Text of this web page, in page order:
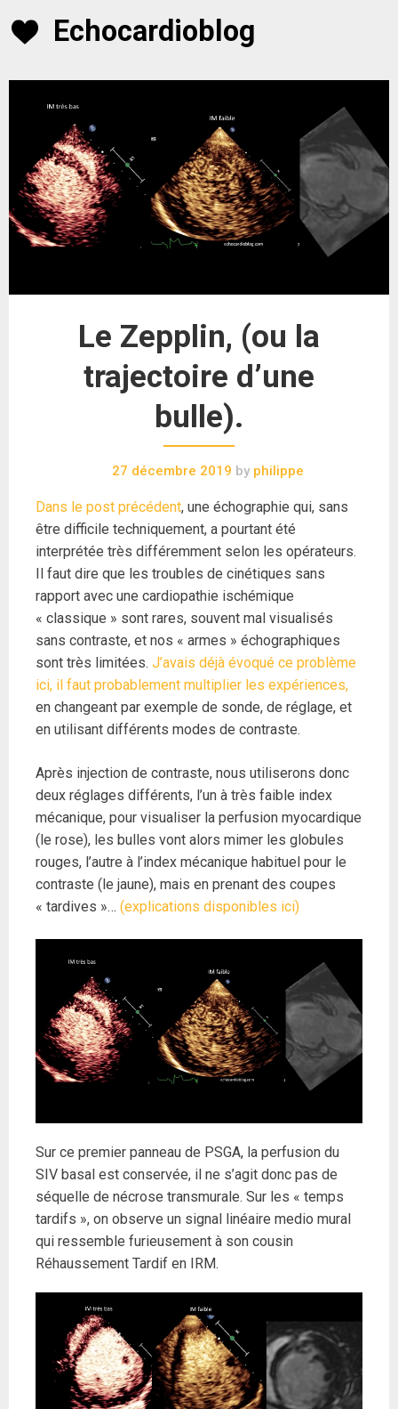
Echocardioblog
Le Zepplin, (ou la
trajectoire d’une
bulle).
27 décembre 2019 by philippe
Dans le post précédent, une échographie qui, sans
être difficile techniquement, a pourtant été
interprétée très différemment selon les opérateurs.
Il faut dire que les troubles de cinétiques sans
rapport avec une cardiopathie ischémique
« classique » sont rares, souvent mal visualisés
sans contraste, et nos « armes » échographiques
sont très limitées. J’avais déjà évoqué ce problème
ici, il faut probablement multiplier les expériences,
en changeant par exemple de sonde, de réglage, et
en utilisant différents modes de contraste.
Après injection de contraste, nous utiliserons donc
deux réglages différents, l’un à très faible index
mécanique, pour visualiser la perfusion myocardique
(le rose), les bulles vont alors mimer les globules
rouges, l’autre à l’index mécanique habituel pour le
contraste (le jaune), mais en prenant des coupes
« tardives »… (explications disponibles ici)
Sur ce premier panneau de PSGA, la perfusion du
SIV basal est conservée, il ne s’agit donc pas de
séquelle de nécrose transmurale. Sur les « temps
tardifs », on observe un signal linéaire medio mural
qui ressemble furieusement à son cousin
Réhaussement Tardif en IRM.